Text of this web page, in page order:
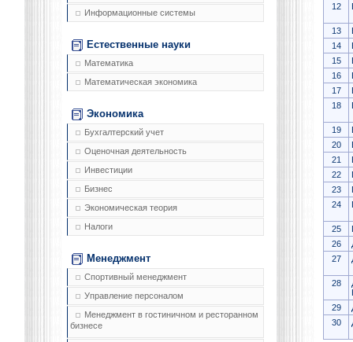
Информационные системы
Естественные науки
Математика
Математическая экономика
Экономика
Бухгалтерский учет
Оценочная деятельность
Инвестиции
Бизнес
Экономическая теория
Налоги
Менеджмент
Спортивный менеджмент
Управление персоналом
Менеджмент в гостиничном и ресторанном
бизнесе
12
13
14
15
16
17
18
19
20
21
22
23
24
25
26
27
28
29
30